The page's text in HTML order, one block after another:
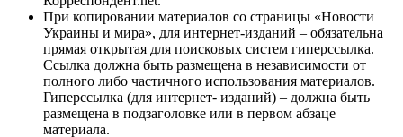
При копировании материалов со страницы «Новости
Украины и мира», для интернет-изданий – обязательна
прямая открытая для поисковых систем гиперссылка.
Ссылка должна быть размещена в независимости от
полного либо частичного использования материалов.
Гиперссылка (для интернет- изданий) – должна быть
размещена в подзаголовке или в первом абзаце
материала.